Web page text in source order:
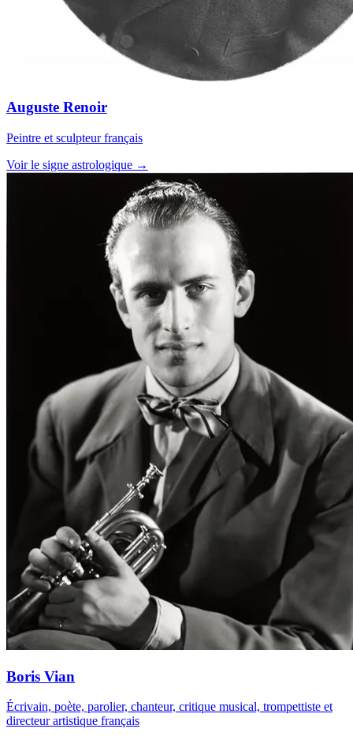
Auguste Renoir
Peintre et sculpteur français
Voir le signe astrologique →
Boris Vian
Écrivain, poète, parolier, chanteur, critique musical, trompettiste et
directeur artistique français